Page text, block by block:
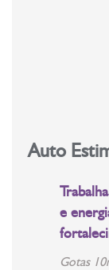
Auto
e
Gotas